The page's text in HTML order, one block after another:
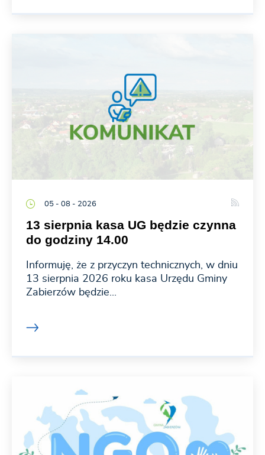
05 - 08 - 2026
13 sierpnia kasa UG będzie czynna
do godziny 14.00
Informuję, że z przyczyn technicznych, w dniu
13 sierpnia 2026 roku kasa Urzędu Gminy
Zabierzów będzie...